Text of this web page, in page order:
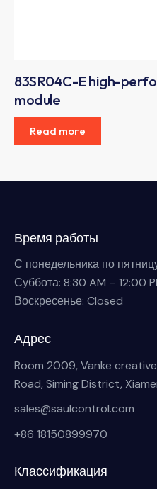
83SR04C-E high-
module
Read more
Время работы
С понедельника по
Суббота: 8:30 AM – 12:00
Воскресенье: Closed
Адрес
Room 2009, Vanke
Road, Siming District,
sales@saulcontrol.com
+86 18150899970
Классификация